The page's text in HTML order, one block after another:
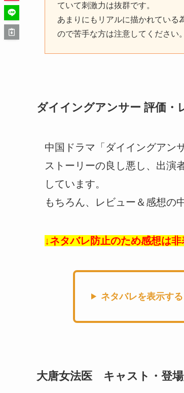
ていて刺激力は抜群です。
あまりにもリアルに描かれている
ので苦手な方は注意してください。
ダイイングアンサー 評価・
中国ドラマ「ダイイングアン
ストーリーの良し悪し、出演
しています。
もちろん、レビュー＆感想の
↓ネタバレ防止のため感想は
ネタバレを表示する
大唐女法医 キャスト・登